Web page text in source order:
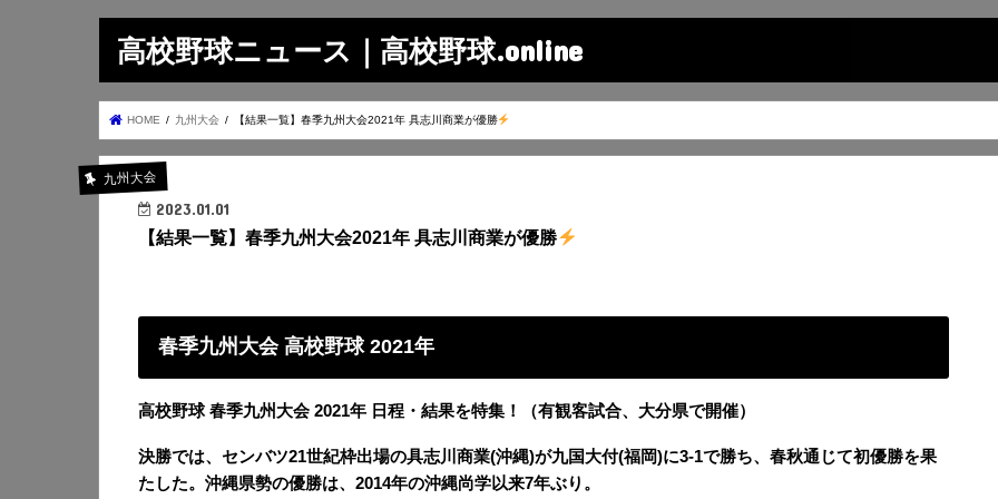
高校野球ニュース｜高校野球.online
HOME 九州大会 【結果一覧】春季九州大会2021年 具志川商業が優勝
九州大会
2023.01.01
【結果一覧】春季九州大会2021年 具志川商業が優勝
春季九州大会 高校野球 2021年
高校野球 春季九州大会 2021年 日程・結果を特集！（有観客試合、大分県で開催）
決勝では、センバツ21世紀枠出場の具志川商業(沖縄)が九国大付(福岡)に3-1で勝ち、春秋通じて初優勝を果
たした。沖縄県勢の優勝は、2014年の沖縄尚学以来7年ぶり。